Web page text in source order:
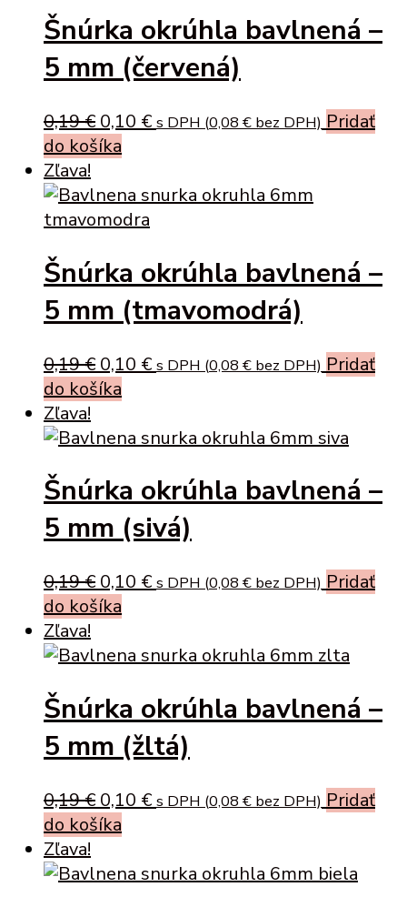
Šnúrka okrúhla bavlnená –
5 mm (červená)
0,19€ Original
price
0,19 €.
0,10 €Current
0,10 €.
s DPH (0,08 € bez DPH) Pridať
do košíka
Zľava!
Šnúrka okrúhla bavlnená –
5 mm (tmavomodrá)
0,19€ Original
price
0,19 €.
0,10 €Current
0,10 €.
s DPH (0,08 € bez DPH) Pridať
do košíka
Zľava!
Šnúrka okrúhla bavlnená –
5 mm (sivá)
0,19€ Original
price
0,19 €.
0,10 €Current
0,10 €.
s DPH (0,08 € bez DPH) Pridať
do košíka
Zľava!
Šnúrka okrúhla bavlnená –
5 mm (žltá)
0,19€ Original
price
0,19 €.
0,10 €Current
0,10 €.
s DPH (0,08 € bez DPH) Pridať
do košíka
Zľava!